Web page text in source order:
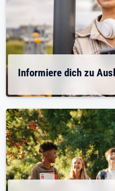
Informiere dich zu